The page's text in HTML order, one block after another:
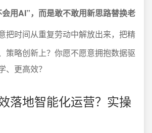
用AI”，而是敢不敢用新思路替换老
把时间从重复劳动中解放出来，把精
策略创新上？你愿不愿意拥抱数据驱
、更高效？
落地智能化运营？实操